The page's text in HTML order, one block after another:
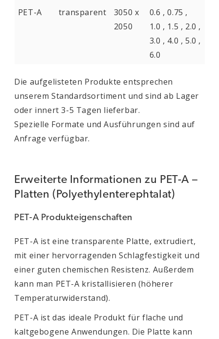
PET-A
transparent
3050 x
2050
0.6 , 0.75 ,
1.0 , 1.5 , 2.0 ,
3.0 , 4.0 , 5.0 ,
6.0
Die aufgelisteten Produkte entsprechen
unserem Standardsortiment und sind ab Lager
oder innert 3-5 Tagen lieferbar.
Spezielle Formate und Ausführungen sind auf
Anfrage verfügbar.
Erweiterte Informationen zu PET-A –
Platten (Polyethylenterephtalat)
PET-A Produkteigenschaften
PET-A ist eine transparente Platte, extrudiert,
mit einer hervorragenden Schlagfestigkeit und
einer guten chemischen Resistenz. Außerdem
kann man PET-A kristallisieren (höherer
Temperaturwiderstand).
PET-A ist das ideale Produkt für flache und
kaltgebogene Anwendungen. Die Platte kann